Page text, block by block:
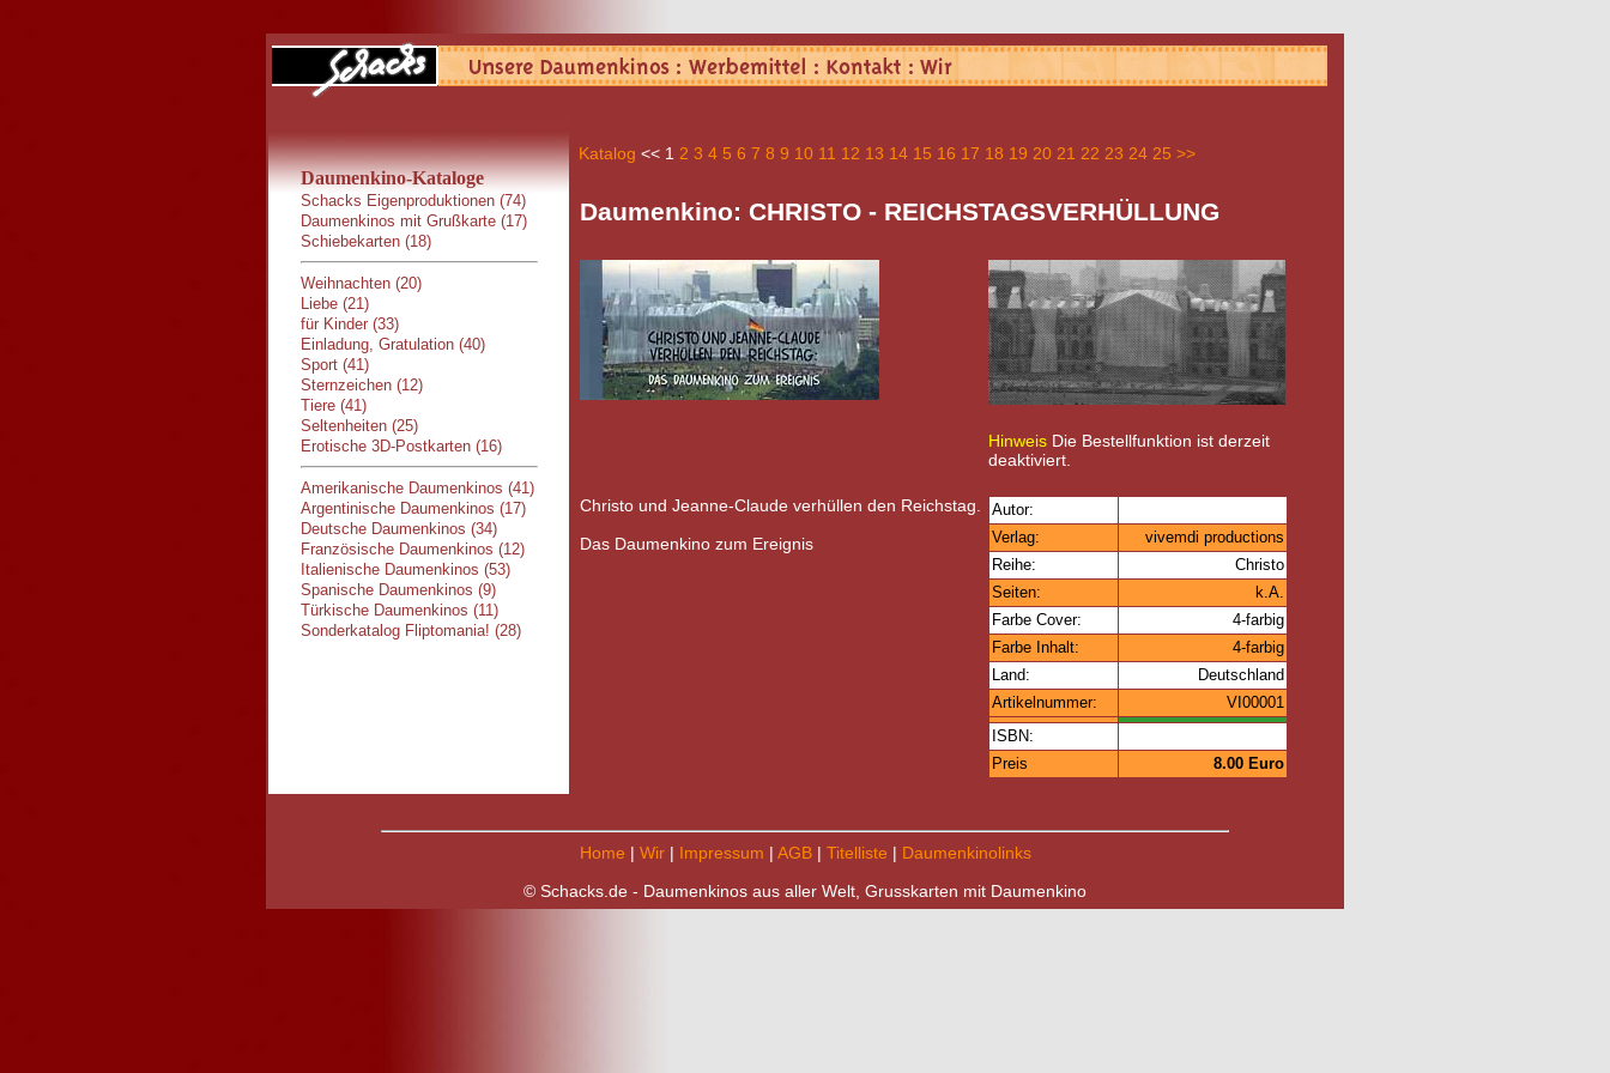
Daumenkino-Kataloge
Schacks Eigenproduktionen (74)
Daumenkinos mit Grußkarte (17)
Schiebekarten (18)
Weihnachten (20)
Liebe (21)
für Kinder (33)
Einladung, Gratulation (40)
Sport (41)
Sternzeichen (12)
Tiere (41)
Seltenheiten (25)
Erotische 3D-Postkarten (16)
Amerikanische Daumenkinos (41)
Argentinische Daumenkinos (17)
Deutsche Daumenkinos (34)
Französische Daumenkinos (12)
Italienische Daumenkinos (53)
Spanische Daumenkinos (9)
Türkische Daumenkinos (11)
Sonderkatalog Fliptomania! (28)
Katalog << 1 2 3 4 5 6 7 8 9 10 11 12 13 14 15 16 17 18 19 20 21 22 23 24 25 >>
Daumenkino: CHRISTO - REICHSTAGSVERHÜLLUNG
Hinweis Die Bestellfunktion ist derzeit
deaktiviert.
Christo und Jeanne-Claude verhüllen den Reichstag.
Das Daumenkino zum Ereignis
Autor:
Verlag:
vivemdi productions
Reihe:
Christo
Seiten:
k.A.
Farbe Cover:
4-farbig
Farbe Inhalt:
4-farbig
Land:
Deutschland
Artikelnummer:
VI00001
ISBN:
Preis
8.00 Euro
Home | Wir| Impressum | AGB| Titelliste | Daumenkinolinks
© Schacks.de - Daumenkinos aus aller Welt, Grusskarten mit Daumenkino